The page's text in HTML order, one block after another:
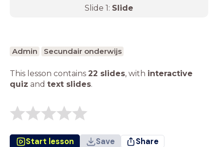
Slide 1: Slide
Admin Secundair onderwijs
This lesson contains 22 slides, with interactive
quiz and text slides.
Start lesson Save Share